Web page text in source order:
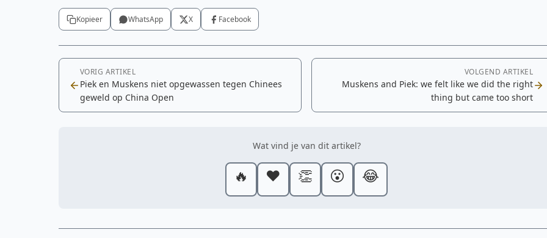
Kopieer WhatsApp X Facebook
VORIG ARTIKEL
Piek en Muskens niet opgewassen tegen Chinees
geweld op China Open
VOLGEND ARTIKEL
Muskens and Piek: we felt like we did the right
thing but came too short
Wat vind je van dit artikel?
🔥 ❤️ 👏 😮 😂